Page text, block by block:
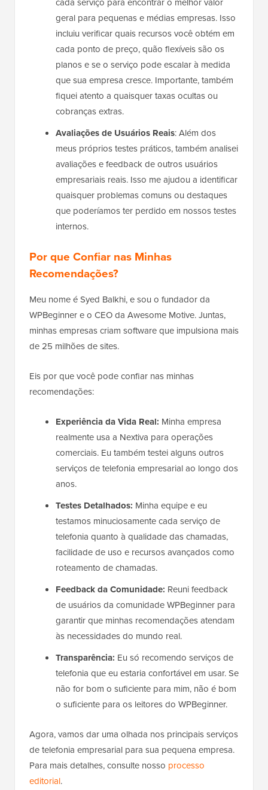
geral para pequenas e médias empresas. Isso
incluiu verificar quais recursos você obtém em
cada ponto de preço, quão flexíveis são os
planos e se o serviço pode escalar à medida
que sua empresa cresce. Importante, também
fiquei atento a quaisquer taxas ocultas ou
cobranças extras.
Avaliações de Usuários Reais: Além dos
meus próprios testes práticos, também analisei
avaliações e feedback de outros usuários
empresariais reais. Isso me ajudou a identificar
quaisquer problemas comuns ou destaques
que poderíamos ter perdido em nossos testes
internos.
Por que Confiar nas Minhas
Recomendações?
Meu nome é Syed Balkhi, e sou o fundador da
WPBeginner e o CEO da Awesome Motive. Juntas,
minhas empresas criam software que impulsiona mais
de 25 milhões de sites.
Eis por que você pode confiar nas minhas
recomendações:
Experiência da Vida Real: Minha empresa
realmente usa a Nextiva para operações
comerciais. Eu também testei alguns outros
serviços de telefonia empresarial ao longo dos
anos.
Testes Detalhados: Minha equipe e eu
testamos minuciosamente cada serviço de
telefonia quanto à qualidade das chamadas,
facilidade de uso e recursos avançados como
roteamento de chamadas.
Feedback da Comunidade: Reuni feedback
de usuários da comunidade WPBeginner para
garantir que minhas recomendações atendam
às necessidades do mundo real.
Transparência: Eu só recomendo serviços de
telefonia que eu estaria confortável em usar. Se
não for bom o suficiente para mim, não é bom
o suficiente para os leitores do WPBeginner.
Agora, vamos dar uma olhada nos principais serviços
de telefonia empresarial para sua pequena empresa.
Para mais detalhes, consulte nosso processo
editorial.